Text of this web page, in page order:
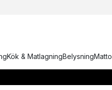
Kök & MatlagningBelysning